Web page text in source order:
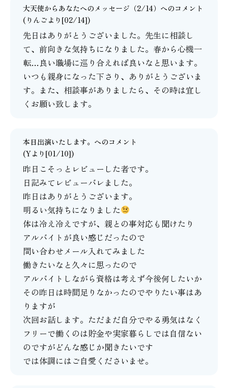
大天使からあなたへのメッセージ（2/14） へのコメント
(りんごより[02/14])
先日はありがとうございました。先生に相談し
て、前向きな気持ちになりました。春から心機一
転…良い職場に巡り合えれば良いなと思います。
いつも親身になった下さり、ありがとうございま
す。また、相談事がありましたら、その時は宜し
くお願い致します。
本日出演いたします。 へのコメント
(Yより[01/10])
昨日こそっとレビューした者です。
日記みてレビューバレました。
昨日はありがとうございます。
明るい気持ちになりました
体は冷え冷えですが、親との事対応も聞けたり
アルバイトが良い感じだったので
問い合わせメール入れてみました
働きたいなと久々に思ったので
アルバイトしながら資格は考えず今後何したいか
その昨日は時間足りなかったのでやりたい事はあ
りますが
次回お話します。ただまだ自分でやる勇気はなく
フリーで働くのは貯金や実家暮らしでは自信ない
のですがどんな感じか聞きたいです
では体調にはご自愛くださいませ。